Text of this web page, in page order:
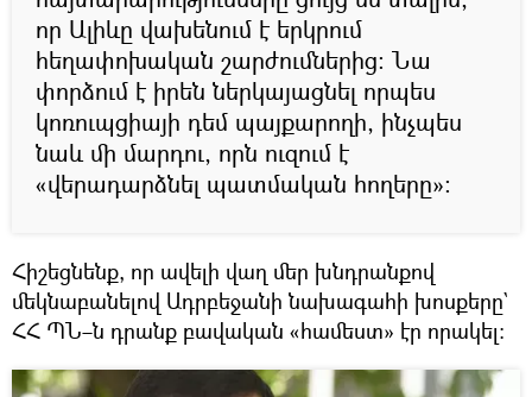
որ Ալիևը վախենում է երկրում
հեղափոխական շարժումներից։ Նա
փորձում է իրեն ներկայացնել որպես
կոռուպցիայի դեմ պայքարողի, ինչպես
նաև մի մարդու, որն ուզում է
«վերադարձնել պատմական հողերը»։
Հիշեցնենք, որ ավելի վաղ մեր խնդրանքով
մեկնաբանելով Ադրբեջանի նախագահի խոսքերը`
ՀՀ ՊՆ–ն դրանք բավական «համեստ» էր որակել։